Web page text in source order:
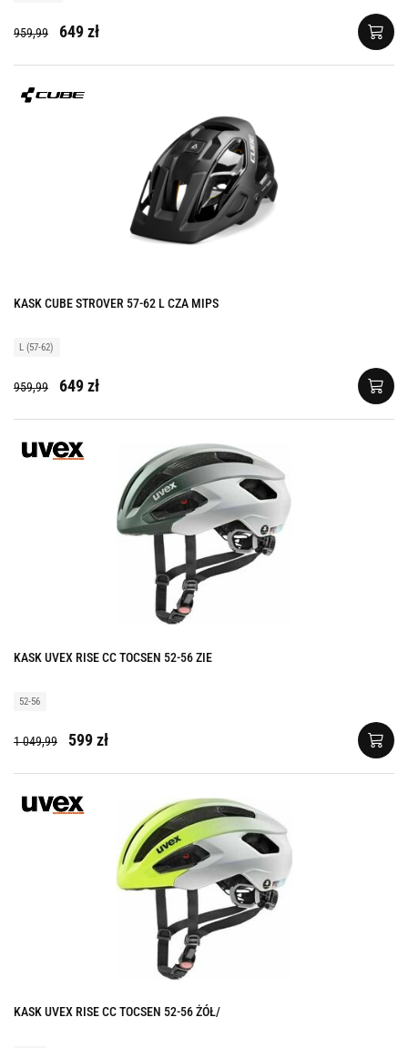
959,99 649 zł
KASK CUBE STROVER 57-62 L CZA MIPS
L (57-62)
959,99 649 zł
KASK UVEX RISE CC TOCSEN 52-56 ZIE
52-56
1 049,99 599 zł
KASK UVEX RISE CC TOCSEN 52-56 ŻÓŁ/